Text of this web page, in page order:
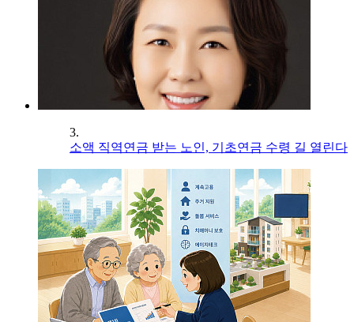
3.
소액 직역연금 받는 노인, 기초연금 수령 길 열린다